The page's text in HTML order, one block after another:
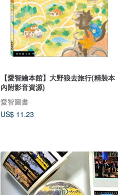
【愛智繪本館】大野狼去旅行(精裝本
內附影音資源)
愛智圖書
US$ 11.23